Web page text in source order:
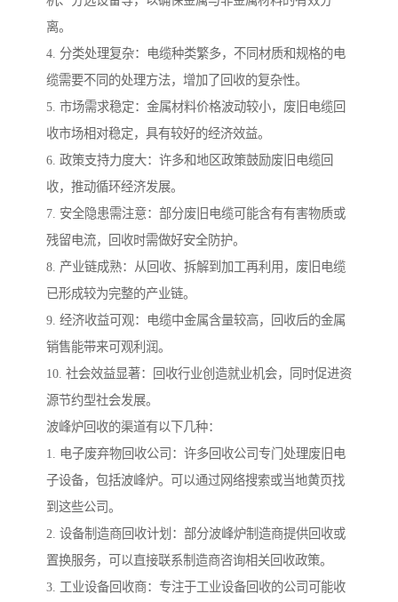
离。
4. 分类处理复杂：电缆种类繁多，不同材质和规格的电
缆需要不同的处理方法，增加了回收的复杂性。
5. 市场需求稳定：金属材料价格波动较小，废旧电缆回
收市场相对稳定，具有较好的经济效益。
6. 政策支持力度大：许多和地区政策鼓励废旧电缆回
收，推动循环经济发展。
7. 安全隐患需注意：部分废旧电缆可能含有有害物质或
残留电流，回收时需做好安全防护。
8. 产业链成熟：从回收、拆解到加工再利用，废旧电缆
已形成较为完整的产业链。
9. 经济收益可观：电缆中金属含量较高，回收后的金属
销售能带来可观利润。
10. 社会效益显著：回收行业创造就业机会，同时促进资
源节约型社会发展。
波峰炉回收的渠道有以下几种：
1. 电子废弃物回收公司：许多回收公司专门处理废旧电
子设备，包括波峰炉。可以通过网络搜索或当地黄页找
到这些公司。
2. 设备制造商回收计划：部分波峰炉制造商提供回收或
置换服务，可以直接联系制造商咨询相关回收政策。
3. 工业设备回收商：专注于工业设备回收的公司可能收